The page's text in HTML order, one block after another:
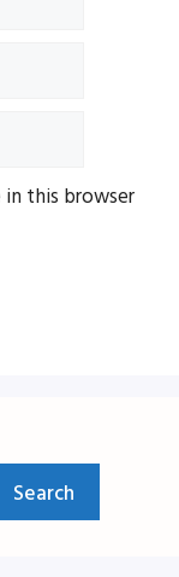
in this browser
Search